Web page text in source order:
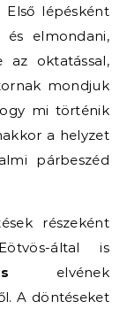
Első lépésként
és elmondani,
az oktatással,
mondjuk
mi történik
a helyzet
párbeszéd
részeként
által is
elvének
A döntéseket